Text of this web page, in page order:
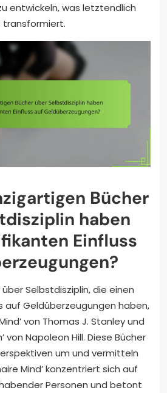
entwickeln, was letztendlich
Bücher
haben
Einfluss
Selbstdisziplin, die einen
auf Geldüberzeugungen haben,
von Thomas J. Stanley und
von Napoleon Hill. Diese Bücher
um und vermitteln
Mind’ konzentriert sich auf
Personen und betont